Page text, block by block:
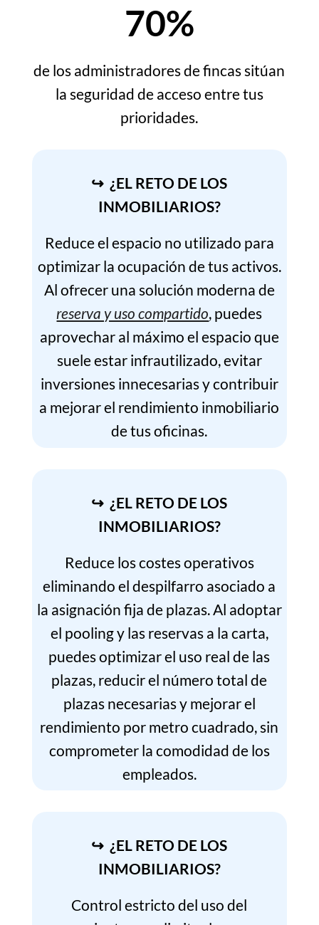
70%
de los administradores de fincas sitúan
la seguridad de acceso entre tus
prioridades.
↪ ¿EL RETO DE LOS
INMOBILIARIOS?
Reduce el espacio no utilizado para
optimizar la ocupación de tus activos.
Al ofrecer una solución moderna de
reserva y uso compartido, puedes
aprovechar al máximo el espacio que
suele estar infrautilizado, evitar
inversiones innecesarias y contribuir
a mejorar el rendimiento inmobiliario
de tus oficinas.
↪ ¿EL RETO DE LOS
INMOBILIARIOS?
Reduce los costes operativos
eliminando el despilfarro asociado a
la asignación fija de plazas. Al adoptar
el pooling y las reservas a la carta,
puedes optimizar el uso real de las
plazas, reducir el número total de
plazas necesarias y mejorar el
rendimiento por metro cuadrado, sin
comprometer la comodidad de los
empleados.
↪ ¿EL RETO DE LOS
INMOBILIARIOS?
Control estricto del uso del